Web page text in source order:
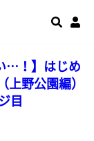
…！】はじめ
上野公園編）
目